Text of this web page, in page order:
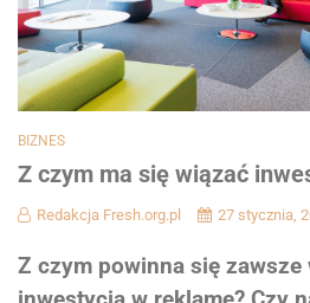
BIZNES
Z czym ma się wiązać
Redakcja Fresh.org.pl 27 stycznia,
Z czym powinna się